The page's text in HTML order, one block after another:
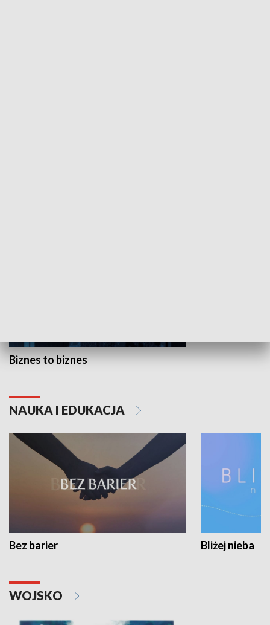
Biznes to biznes
NAUKA I EDUKACJA
Bez barier Bliżej nieba
WOJSKO